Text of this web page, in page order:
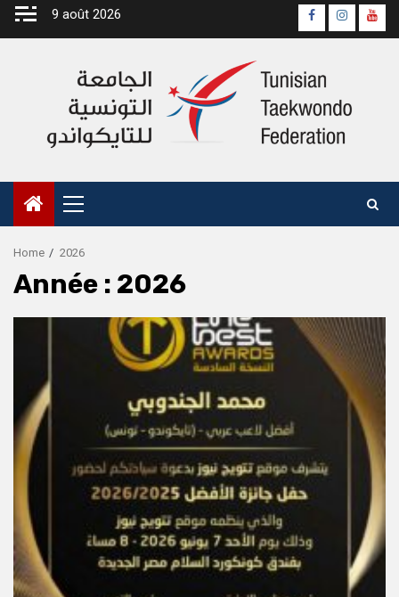
Skip
9 août 2026
Page
Officielle
Instagram
Primary
Menu
Home 2026
Année : 2026